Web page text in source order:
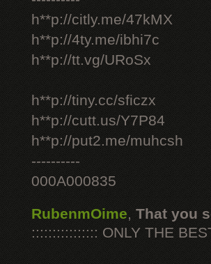
h**p://citly.me/47kMX
h**p://4ty.me/ibhi7c
h**p://tt.vg/URoSx
h**p://tiny.cc/sficzx
h**p://cutt.us/Y7P84
h**p://put2.me/muhcsh
----------
000A000835
RubenmOime, That you
:::::::::::::::: ONLY THE